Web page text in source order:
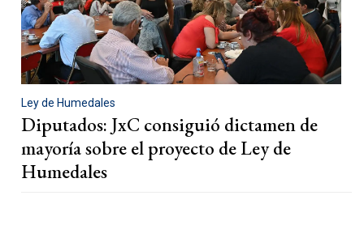
Ley de Humedales
Diputados: JxC consiguió dictamen de
mayoría sobre el proyecto de Ley de
Humedales